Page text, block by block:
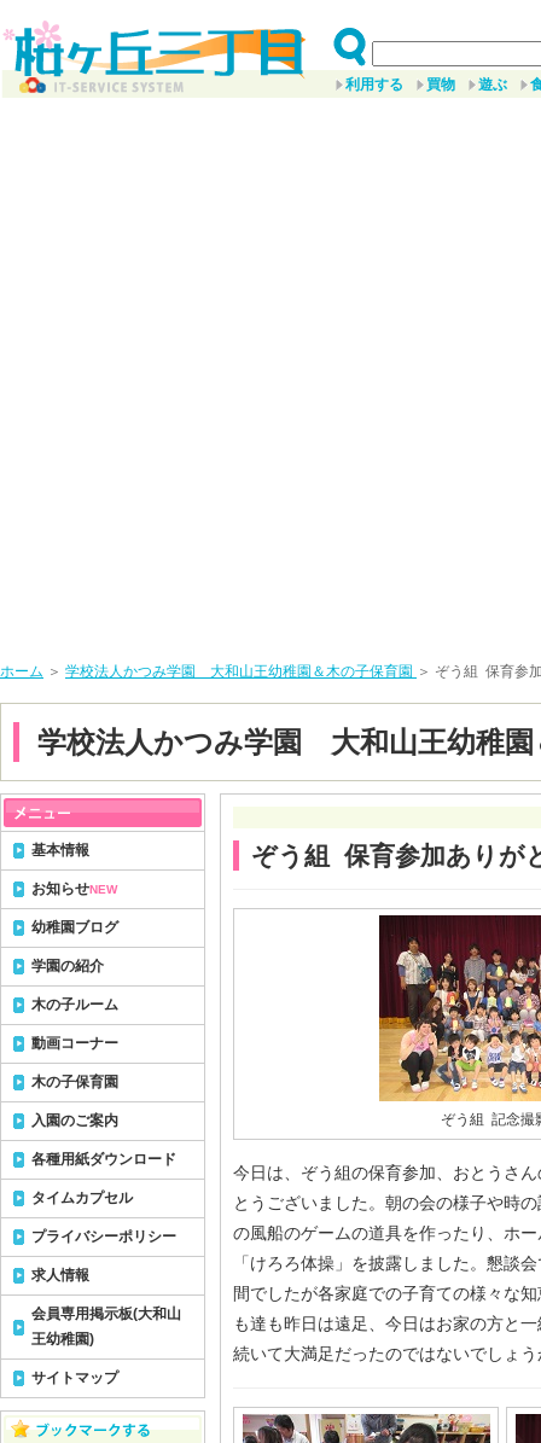
利用する 買物 遊ぶ
ホーム ＞ 学校法人かつみ学園 大和山王幼稚園＆木の子保育園 ＞ ぞう組 保育参
学校法人かつみ学園 大和山王幼稚園
ぞう組 保育参加ありが
ぞう組 記念撮
今日は、ぞう組の保育参加、おとうさ
とうございました。朝の会の様子や時
の風船のゲームの道具を作ったり、ホ
「けろろ体操」を披露しました。懇談
間でしたが各家庭での子育ての様々な
も達も昨日は遠足、今日はお家の方と
続いて大満足だったのではないでしょう
基本情報
お知らせNEW
幼稚園ブログ
学園の紹介
木の子ルーム
動画コーナー
木の子保育園
入園のご案内
各種用紙ダウンロード
タイムカプセル
プライバシーポリシー
求人情報
会員専用掲示板(大和山
王幼稚園)
サイトマップ